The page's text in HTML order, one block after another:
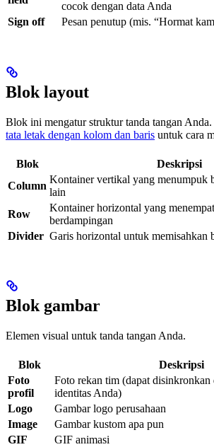
cocok dengan data Anda
Sign off
Pesan penutup (mis. “Hormat
Blok layout
Blok ini mengatur struktur tanda tangan
tata letak dengan kolom dan baris untuk cara
Blok
Deskripsi
Column
Kontainer vertikal yang menumpuk
lain
Row
Kontainer horizontal yang
berdampingan
Divider Garis horizontal untuk memisahkan
Blok gambar
Elemen visual untuk tanda tangan Anda.
Blok
Deskripsi
Foto
profil
Foto rekan tim (dapat disinkronkan
identitas Anda)
Logo
Gambar logo perusahaan
Image
Gambar kustom apa pun
GIF
GIF animasi